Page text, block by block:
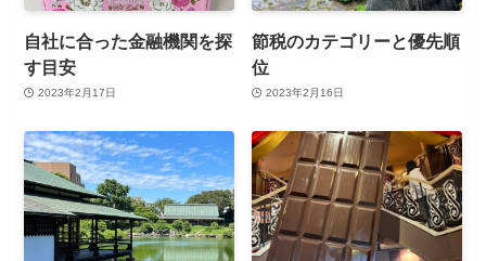
自社に合った金融機関を探
す目安
2023年2月17日
節税のカテゴリーと優先順
位
2023年2月16日